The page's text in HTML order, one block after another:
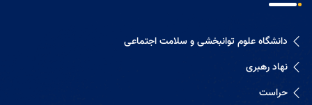
دانشگاه علوم توانبخشی و سلامت اجتماعی
نهاد رهبری
حراست